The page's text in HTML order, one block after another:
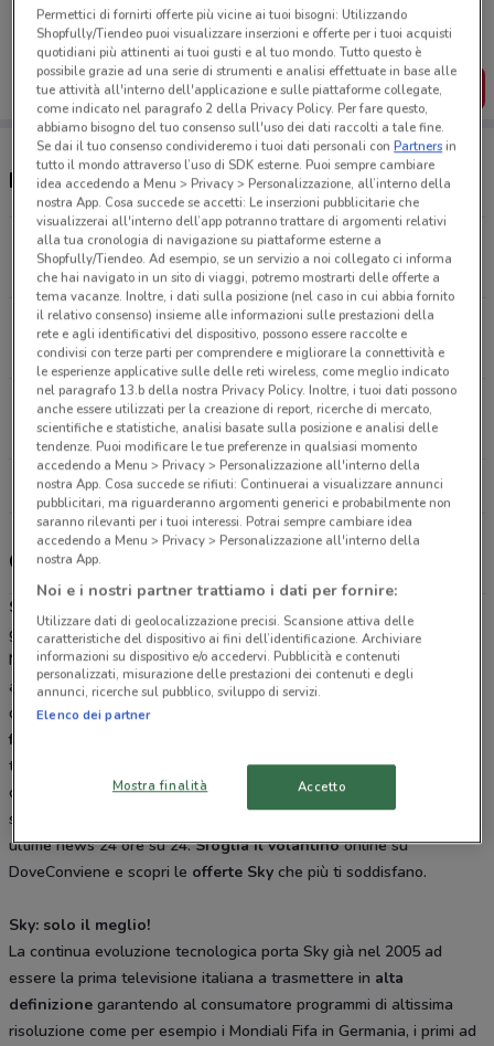
Puoi trovare le migliori offerte dei negozi vicino a te,
salvarle e creare la tua lista del risparmio, comodamente
dal tuo cellulare.
SCARICA L’APP
Indirizzo e negozi Sky
Via Milano, 30 Arona
22.2 km
CHIUSO
Via Macalle', 14 Biella
24.5 km
CHIUSO
Strada Sempione, 33 Castelletto Sopra Ticino
25.4 km
CHIUSO
Tutti i negozi Sky
Offerte e pacchetti Sky
Sky
gruppo Sky plc, leader indiscusso dell’intrattenimento in Europa.
Nata nel 2003 dalla fusione di Stream e Telepiù, inizia fin da subito
ad affermarsi nel settore televisivo italiano grazie alla moltitudine
di
servizi e canali adatti a soddisfare gli interessi di tutta la
famiglia
televisivi dalle serie Tv ai documentari, dai programmi di sport ai
cartoni animati trasmessi via satellite e via fibra, ma anche online e
sul digitale terrestre con tre canali,
ultime news 24 ore su 24.Sfoglia il volantinoonline su
DoveConviene e scopri le offerte Sky che più ti soddisfano.
Sky: solo il meglio!
La continua evoluzione tecnologica porta Sky già nel 2005 ad
essere la prima televisione italiana a trasmettere in alta
definizione garantendo al consumatore programmi di altissima
risoluzione come per esempio i Mondiali Fifa in Germania, i primi ad
Permettici di fornirti offerte più vicine ai tuoi bisogni: Utilizzando
Shopfully/Tiendeo puoi visualizzare inserzioni e offerte per i tuoi acquisti
quotidiani più attinenti ai tuoi gusti e al tuo mondo. Tutto questo è
possibile grazie ad una serie di strumenti e analisi effettuate in base alle
tue attività all'interno dell'applicazione e sulle piattaforme collegate,
come indicato nel paragrafo 2 della Privacy Policy. Per fare questo,
abbiamo bisogno del tuo consenso sull'uso dei dati raccolti a tale fine.
Se dai il tuo consenso condivideremo i tuoi dati personali conPartnersin
tutto il mondo attraverso l’uso di SDK esterne. Puoi sempre cambiare
idea accedendo a Menu > Privacy > Personalizzazione, all’interno della
nostra App. Cosa succede se accetti: Le inserzioni pubblicitarie che
visualizzerai all'interno dell’app potranno trattare di argomenti relativi
alla tua cronologia di navigazione su piattaforme esterne a
Shopfully/Tiendeo. Ad esempio, se un servizio a noi collegato ci informa
che hai navigato in un sito di viaggi, potremo mostrarti delle offerte a
tema vacanze. Inoltre, i dati sulla posizione (nel caso in cui abbia fornito
il relativo consenso) insieme alle informazioni sulle prestazioni della
rete e agli identificativi del dispositivo, possono essere raccolte e
condivisi con terze parti per comprendere e migliorare la connettività e
le esperienze applicative sulle delle reti wireless, come meglio indicato
nel paragrafo 13.b della nostra Privacy Policy. Inoltre, i tuoi dati possono
anche essere utilizzati per la creazione di report, ricerche di mercato,
scientifiche e statistiche, analisi basate sulla posizione e analisi delle
tendenze. Puoi modificare le tue preferenze in qualsiasi momento
accedendo a Menu > Privacy > Personalizzazione all'interno della
nostra App. Cosa succede se rifiuti: Continuerai a visualizzare annunci
pubblicitari, ma riguarderanno argomenti generici e probabilmente non
saranno rilevanti per i tuoi interessi. Potrai sempre cambiare idea
accedendo a Menu > Privacy > Personalizzazione all'interno della
nostra App.
Noi e i nostri partner trattiamo i dati per fornire:
Utilizzare dati di geolocalizzazione precisi. Scansione attiva delle
caratteristiche del dispositivo ai fini dell’identificazione. Archiviare
informazioni su dispositivo e/o accedervi. Pubblicità e contenuti
personalizzati, misurazione delle prestazioni dei contenuti e degli
annunci, ricerche sul pubblico, sviluppo di servizi.
Elenco dei partner
Mostra finalità Accetto